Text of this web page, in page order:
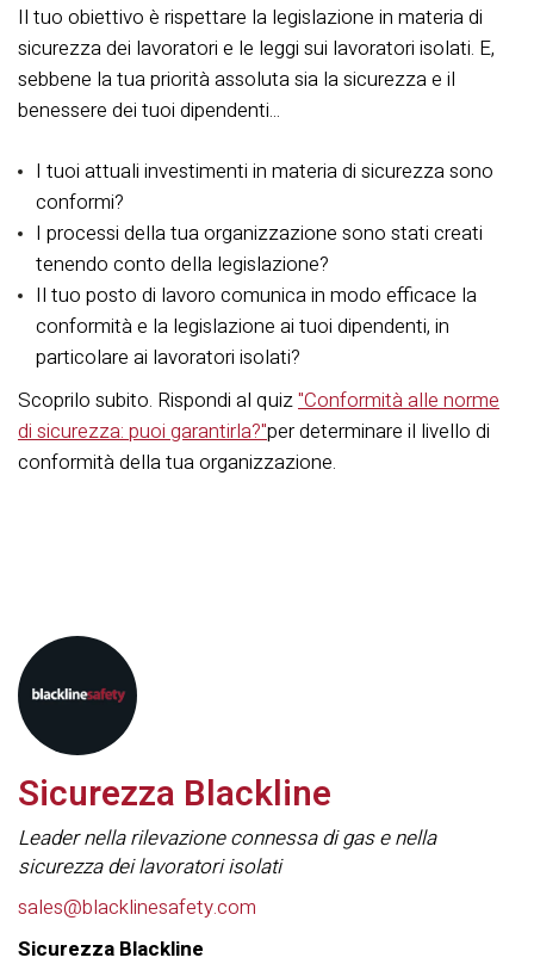
Il tuo obiettivo è rispettare la legislazione in materia di
sicurezza dei lavoratori e le leggi sui lavoratori isolati. E,
sebbene la tua priorità assoluta sia la sicurezza e il
benessere dei tuoi dipendenti...
I tuoi attuali investimenti in materia di sicurezza sono
conformi?
I processi della tua organizzazione sono stati creati
tenendo conto della legislazione?
Il tuo posto di lavoro comunica in modo efficace la
conformità e la legislazione ai tuoi dipendenti, in
particolare ai lavoratori isolati?
Scoprilo subito. Rispondi al quiz"Conformità alle norme
di sicurezza: puoi garantirla?"per determinare il livello di
conformità della tua organizzazione.
Sicurezza Blackline
Leader nella rilevazione connessa di gas e nella
sicurezza dei lavoratori isolati
sales@blacklinesafety.com
Sicurezza Blackline